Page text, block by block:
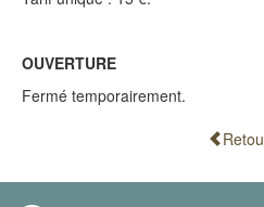
OUVERTURE
Fermé temporairement.